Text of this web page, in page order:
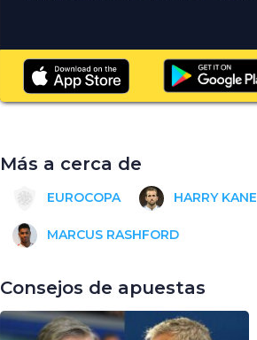
Más a cerca de
EUROCOPA HARRY KANE
MARCUS RASHFORD
Consejos de apuestas